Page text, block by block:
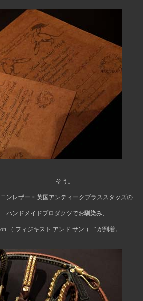
。
× 英国アンティークブラススタッズの
クツでお馴染み、
スト アンド サン ） ” が到着。